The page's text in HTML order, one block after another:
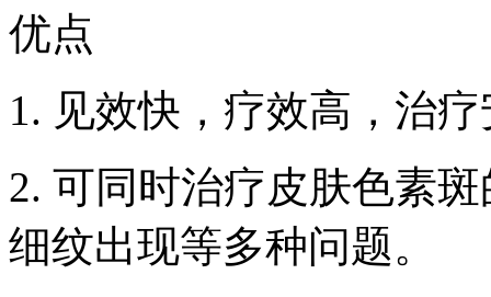
优点
1. 见效快，疗效高，治
2. 可同时治疗皮肤色素
细纹出现等多种问题。